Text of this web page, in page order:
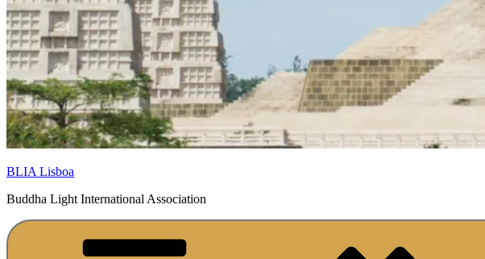
BLIA Lisboa
Buddha Light International Association